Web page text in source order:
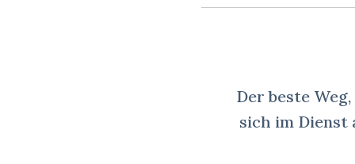
Der beste
sich im Dienst